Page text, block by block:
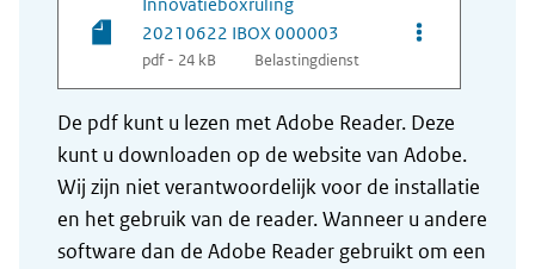
20210622 IBOX 000003
pdf - 24 kB Belastingdienst
Opties van
De pdf kunt u lezen met Adobe Reader. Deze
kunt u downloaden op de website van Adobe.
Wij zijn niet verantwoordelijk voor de installatie
en het gebruik van de reader. Wanneer u andere
software dan de Adobe Reader gebruikt om een